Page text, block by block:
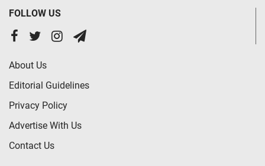
FOLLOW US
About Us
Editorial Guidelines
Privacy Policy
Advertise With Us
Contact Us